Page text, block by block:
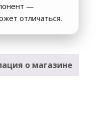
—
отличаться.
о магазине